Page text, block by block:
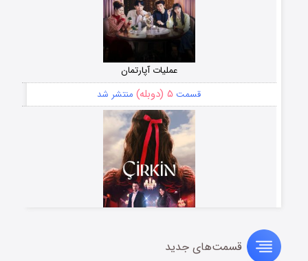
عملیات آپارتمان
قسمت ۵ (دوبله) منتشر شد
سریال زشتقسمت‌های جدید